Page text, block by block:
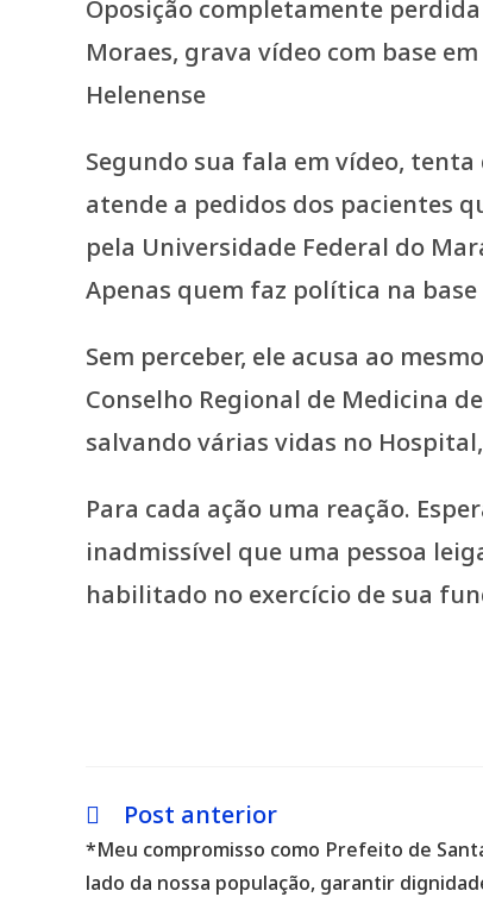
Oposição completamente
Moraes, grava vídeo com base
Helenense
Segundo sua fala em vídeo,
atende a pedidos dos pacientes
pela Universidade Federal do
Apenas quem faz política na
Sem perceber, ele acusa ao
Conselho Regional de Medicina
salvando várias vidas no
Para cada ação uma reação.
inadmissível que uma pessoa
habilitado no exercício de sua
Leia
artigos
Post anterior
*Meu compromisso como Prefeito de
lado da nossa população, garantir